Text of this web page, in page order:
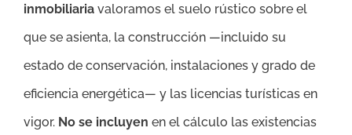
inmobiliaria valoramos el suelo rústico sobre el
que se asienta, la construcción —incluido su
estado de conservación, instalaciones y grado de
eficiencia energética— y las licencias turísticas en
vigor. No se incluyen en el cálculo las existencias